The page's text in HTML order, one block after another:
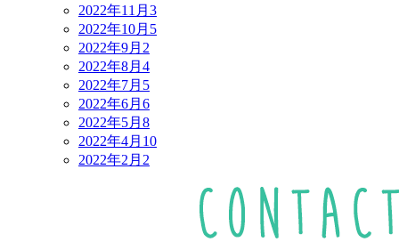
2022年11月 3
2022年10月 5
2022年9月 2
2022年8月 4
2022年7月 5
2022年6月 6
2022年5月 8
2022年4月 10
2022年2月 2